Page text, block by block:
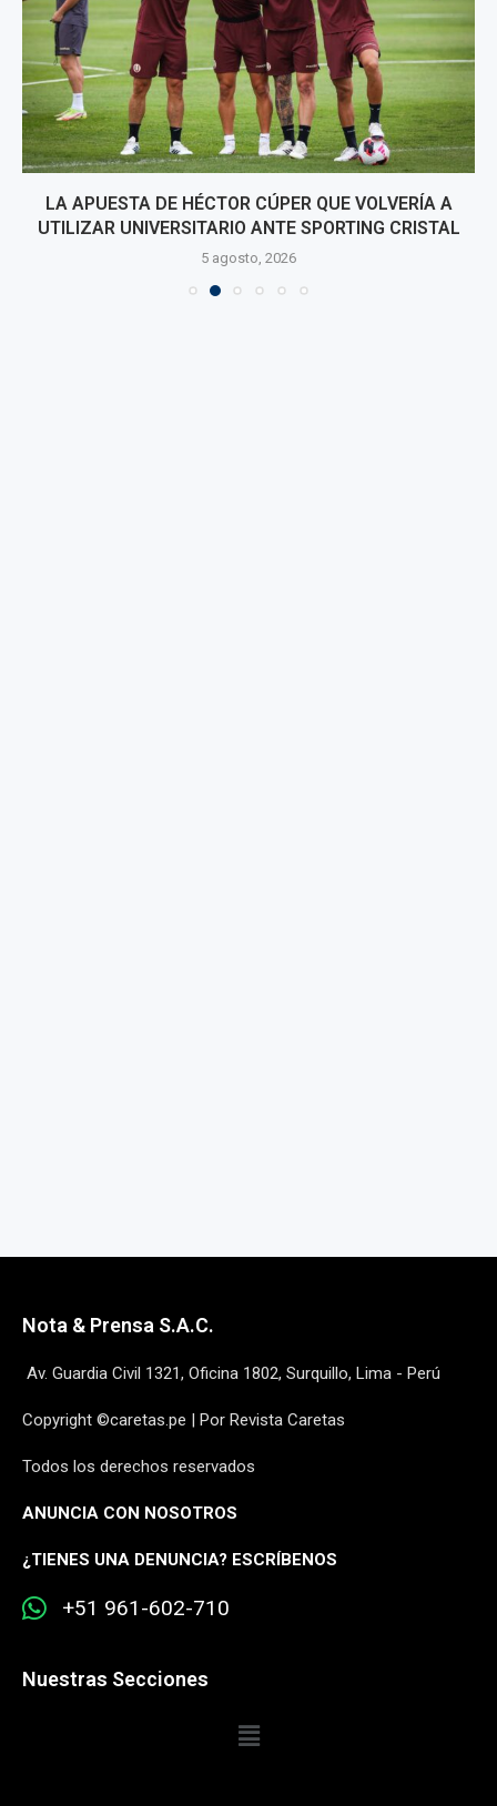
LA APUESTA DE HÉCTOR CÚPER QUE VOLVERÍA A
UTILIZAR UNIVERSITARIO ANTE SPORTING CRISTAL
5 agosto, 2026
Nota & Prensa S.A.C.
Av. Guardia Civil 1321, Oficina 1802, Surquillo, Lima - Perú
Copyright ©caretas.pe | Por Revista Caretas
Todos los derechos reservados
ANUNCIA CON NOSOTROS
¿TIENES UNA DENUNCIA? ESCRÍBENOS
+51 961-602-710
Nuestras Secciones